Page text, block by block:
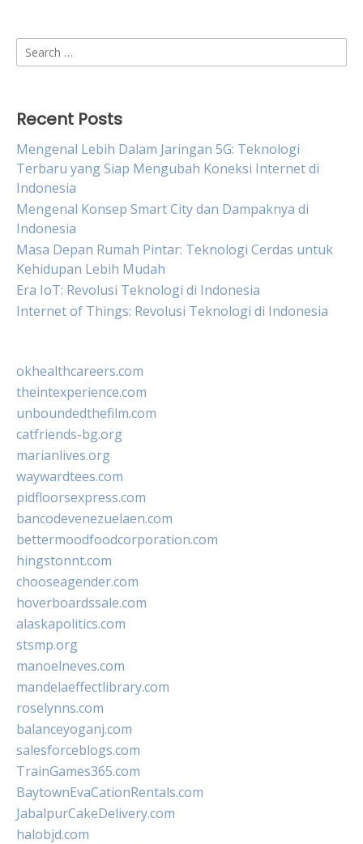
Search
for:
Recent Posts
Mengenal Lebih Dalam Jaringan 5G: Teknologi
Terbaru yang Siap Mengubah Koneksi Internet di
Indonesia
Mengenal Konsep Smart City dan Dampaknya di
Indonesia
Masa Depan Rumah Pintar: Teknologi Cerdas untuk
Kehidupan Lebih Mudah
Era IoT: Revolusi Teknologi di Indonesia
Internet of Things: Revolusi Teknologi di Indonesia
okhealthcareers.com
theintexperience.com
unboundedthefilm.com
catfriends-bg.org
marianlives.org
waywardtees.com
pidfloorsexpress.com
bancodevenezuelaen.com
bettermoodfoodcorporation.com
hingstonnt.com
chooseagender.com
hoverboardssale.com
alaskapolitics.com
stsmp.org
manoelneves.com
mandelaeffectlibrary.com
roselynns.com
balanceyoganj.com
salesforceblogs.com
TrainGames365.com
BaytownEvaCationRentals.com
JabalpurCakeDelivery.com
halobjd.com